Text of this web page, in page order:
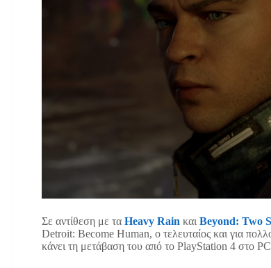
Σε αντίθεση με τα Heavy Rain και Beyond: Two
Detroit: Become Human, ο τελευταίος και για
κάνει τη μετάβαση του από το PlayStation 4 στο